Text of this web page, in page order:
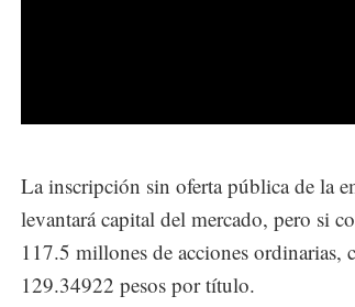
La inscripción sin oferta pública de la
levantará capital del mercado, pero si
117.5 millones de acciones ordinarias,
129.34922 pesos por título.